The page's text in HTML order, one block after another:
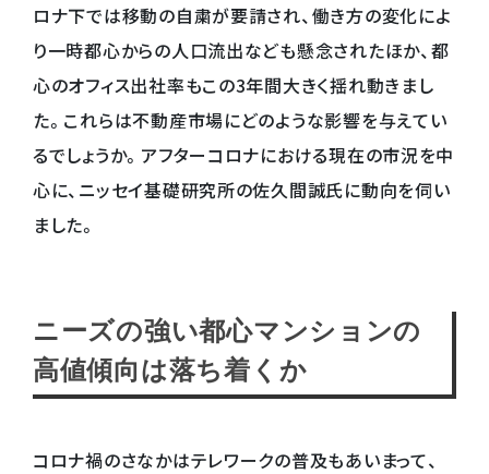
ロナ下では移動の自粛が要請され、働き方の変化によ
り一時都心からの人口流出なども懸念されたほか、都
心のオフィス出社率もこの3年間大きく揺れ動きまし
た。これらは不動産市場にどのような影響を与えてい
るでしょうか。アフターコロナにおける現在の市況を中
心に、ニッセイ基礎研究所の佐久間誠氏に動向を伺い
ました。
ニーズの強い都心マンションの
高値傾向は落ち着くか
コロナ禍のさなかはテレワークの普及もあいまって、